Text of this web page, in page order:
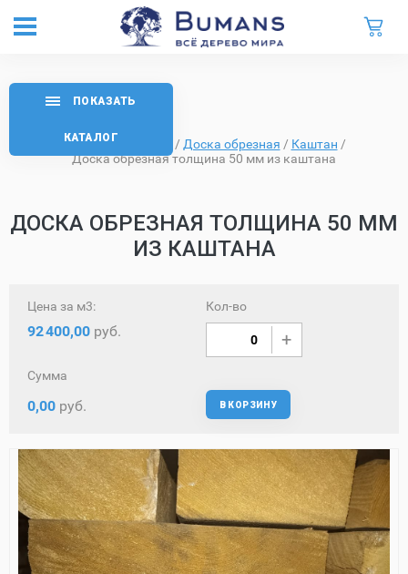
Главная / Доска обрезная / Каштан /
Доска обрезная толщина 50 мм из каштана
ДОСКА ОБРЕЗНАЯ ТОЛЩИНА 50 ММ
ИЗ КАШТАНА
ПОКАЗАТЬ
КАТАЛОГ
Цена за м3:
92400,00 руб.
Кол-во
Сумма
0,00 руб. В КОРЗИНУ